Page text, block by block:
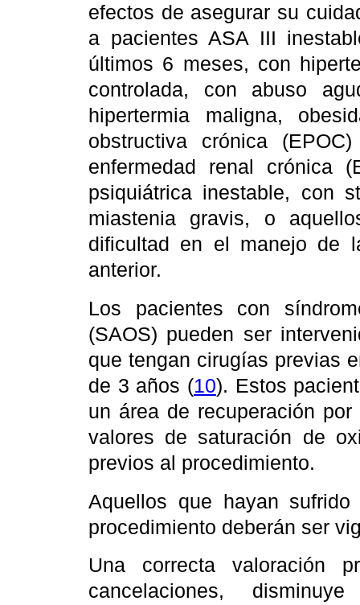
efectos de asegurar su
a pacientes ASA III
últimos 6 meses, con
controlada, con abuso
hipertermia maligna,
obstructiva crónica
enfermedad renal crónica
psiquiátrica inestable, con
miastenia gravis, o
dificultad en el manejo de
anterior.
Los pacientes con
(SAOS) pueden ser
que tengan cirugías previas
de 3 años (10). Estos
un área de recuperación
valores de saturación de
previos al procedimiento.
Aquellos que hayan
procedimiento deberán ser
Una correcta valoración
cancelaciones,